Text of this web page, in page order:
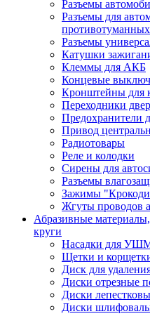
Разъемы
Разъемы для
Разъемы
Катушки
Клеммы для АКБ
Концевые
Кронштейны для
Переходники
Предохранители
Привод
Радиотовары
Реле и колодки
Сирены для
Разъемы
Зажимы
Жгуты проводов
Абразивные
круги
Насадки для УШМ
Щетки и
Диск для
Диски отрезные
Диски
Диски